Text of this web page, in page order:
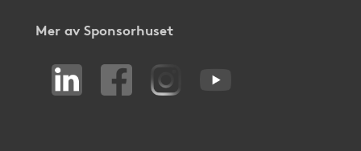
Mer av Sponsorhuset